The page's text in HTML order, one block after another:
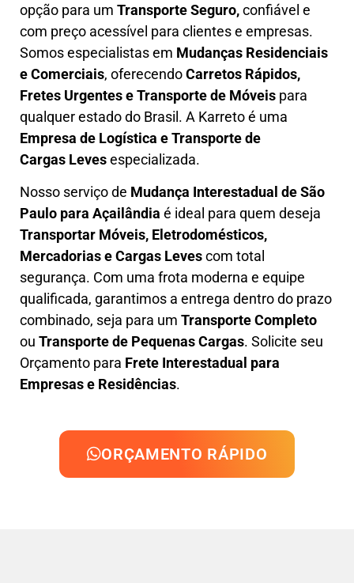
opção para um Transporte Seguro,confiável e
com preço acessível para clientes e empresas.
Somos especialistas em Mudanças Residenciais
e Comerciais, oferecendoCarretos Rápidos,
Fretes Urgentes e Transporte de Móveis para
qualquer estado do Brasil. A Karretoé uma
Empresa de Logística e Transporte de
Cargas Levesespecializada.
Nosso serviço de Mudança Interestadual de São
Paulo para Açailândia é ideal para quem deseja
Transportar Móveis, Eletrodomésticos,
Mercadorias e Cargas Levescom total
segurança. Com uma frota moderna e equipe
qualificada, garantimos a entrega dentro do prazo
combinado, seja para um Transporte Completo
ou Transporte de Pequenas Cargas. Solicite seu
Orçamento para Frete Interestadual para
Empresas e Residências.
ORÇAMENTO RÁPIDO